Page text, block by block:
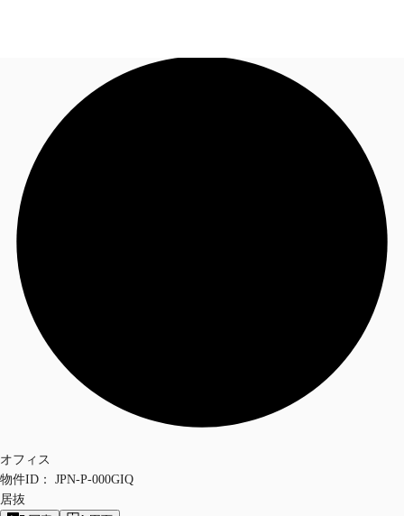
オフィス・事務所
倉庫・物流センター
お電話
オフィス
物件ID：
JPN-P-000GIQ
居抜